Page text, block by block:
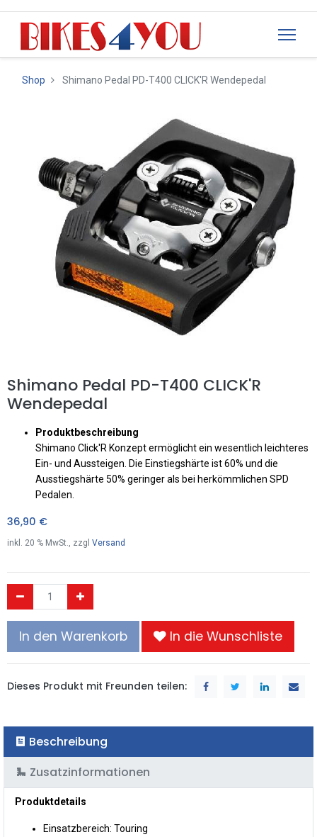
Shop Shimano Pedal PD-T400 CLICK'R Wendepedal
Shimano Pedal PD-T400 CLICK'R
Wendepedal
Produktbeschreibung
Shimano Click'R Konzept ermöglicht ein wesentlich leichteres
Ein- und Aussteigen. Die Einstiegshärte ist 60% und die
Ausstiegshärte 50% geringer als bei herkömmlichen SPD
Pedalen.
36,90 €
inkl. 20 % MwSt., zzgl Versand
In den Warenkorb In die Wunschliste
Dieses Produkt mit Freunden teilen:
Beschreibung
Zusatzinformationen
Produktdetails
Einsatzbereich: Touring